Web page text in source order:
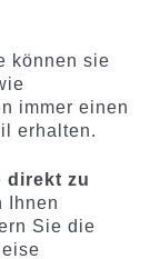
können sie
immer einen
erhalten.
direkt zu
Ihnen
Sie die